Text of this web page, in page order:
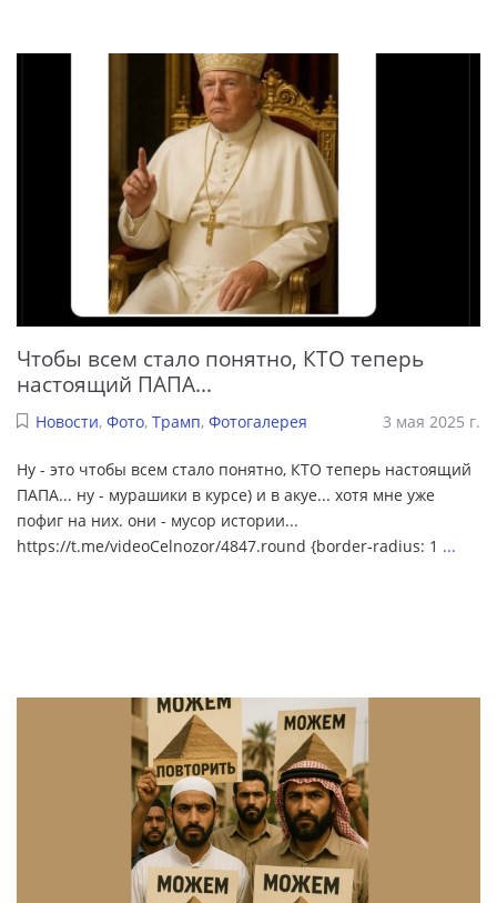
Чтобы всем стало понятно, КТО теперь
настоящий ПАПА...
Новости, Фото, Трамп, Фотогалерея 3 мая 2025 г.
Ну - это чтобы всем стало понятно, КТО теперь настоящий
ПАПА... ну - мурашики в курсе) и в акуе... хотя мне уже
пофиг на них. они - мусор истории...
https://t.me/videoCelnozor/4847.round {border-radius: 1 ...